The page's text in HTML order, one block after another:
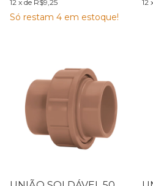
12 x de R$9,25
Só restam 4 em estoque!
12